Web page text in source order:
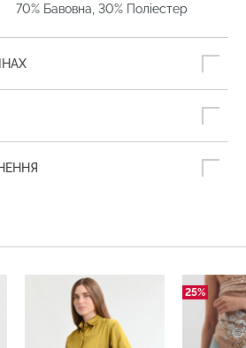
70% Бавовна, 30% Поліестер
25%